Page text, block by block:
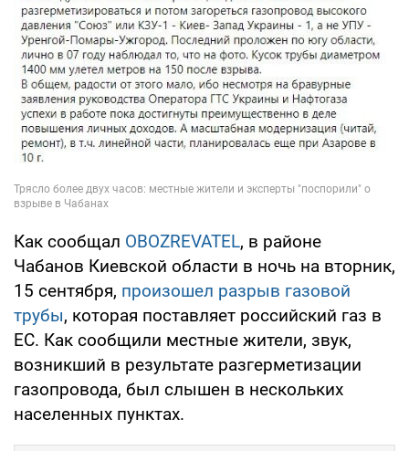
Как сообщал OBOZREVATEL, в районе
Чабанов Киевской области в ночь на вторник,
15 сентября, произошел разрыв газовой
трубы, которая поставляет российский газ в
ЕС. Как сообщили местные жители, звук,
возникший в результате разгерметизации
газопровода, был слышен в нескольких
населенных пунктах.